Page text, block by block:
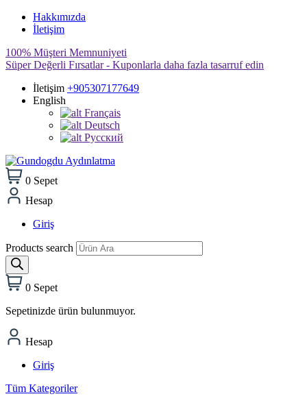
Hakkımızda
İletişim
100% Müşteri Memnuniyeti
Süper Değerli Fırsatlar - Kuponlarla daha fazla tasarruf edin
İletişim +905307177649
English
Français
Deutsch
Pусский
0 Sepet
Hesap
Giriş
Products search
0 Sepet
Sepetinizde ürün bulunmuyor.
Hesap
Giriş
Tüm Kategoriler